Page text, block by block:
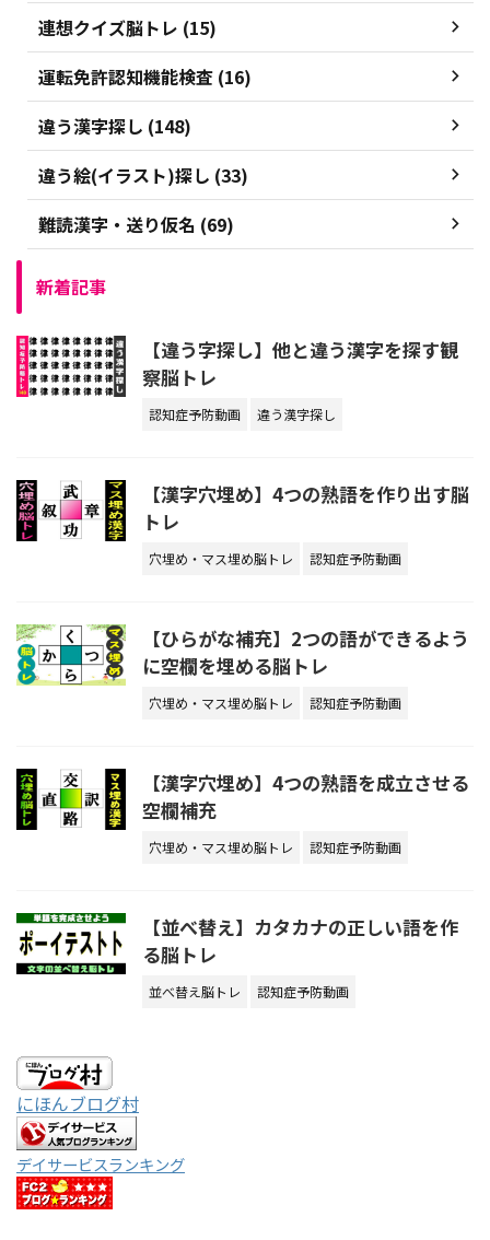
連想クイズ脳トレ (15)
運転免許認知機能検査 (16)
違う漢字探し (148)
違う絵(イラスト)探し (33)
難読漢字・送り仮名 (69)
新着記事
【違う字探し】他と違う漢字を探す観
察脳トレ
認知症予防動画 違う漢字探し
【漢字穴埋め】4つの熟語を作り出す脳
トレ
穴埋め・マス埋め脳トレ 認知症予防動画
【ひらがな補充】2つの語ができるよう
に空欄を埋める脳トレ
穴埋め・マス埋め脳トレ 認知症予防動画
【漢字穴埋め】4つの熟語を成立させる
空欄補充
穴埋め・マス埋め脳トレ 認知症予防動画
【並べ替え】カタカナの正しい語を作
る脳トレ
並べ替え脳トレ 認知症予防動画
にほんブログ村
デイサービスランキング